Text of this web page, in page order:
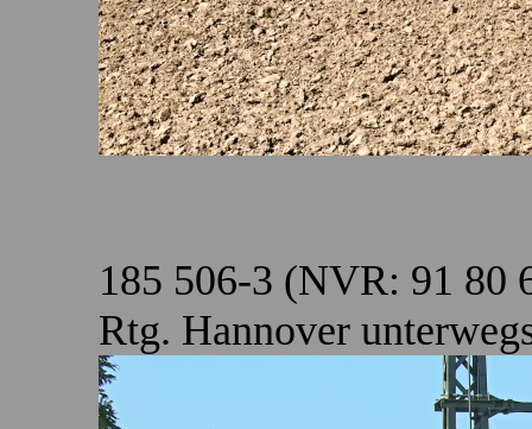
185 506-3 (NVR: 91 80
Rtg. Hannover